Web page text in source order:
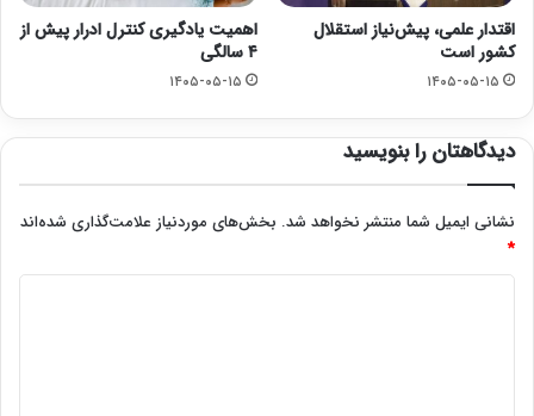
اقتدار علمی، پیش‌نیاز استقلال
کشور است
۱۴۰۵-۰۵-۱۵
اهمیت یادگیری کنترل ادرار پیش از
۴ سالگی
۱۴۰۵-۰۵-۱۵
دیدگاهتان را بنویسید
نشانی ایمیل شما منتشر نخواهد شد. بخش‌های موردنیاز علامت‌گذاری شده‌اند
*